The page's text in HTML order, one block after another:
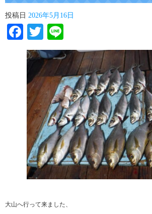
投稿日 2026年5月16日
Facebook
Twitter
大山へ行って来ました、